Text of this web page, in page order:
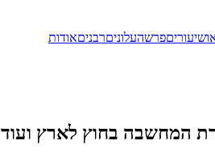
שיעוריםפרשהעלוניםרבניםאודות
בחוץ לארץ ועוד 4 סיפורים